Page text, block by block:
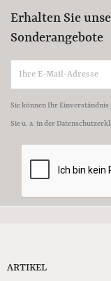
Erhalten Sie
Sonderangebote
Sie können Ihr
Sie u. a. in der
ARTIKEL